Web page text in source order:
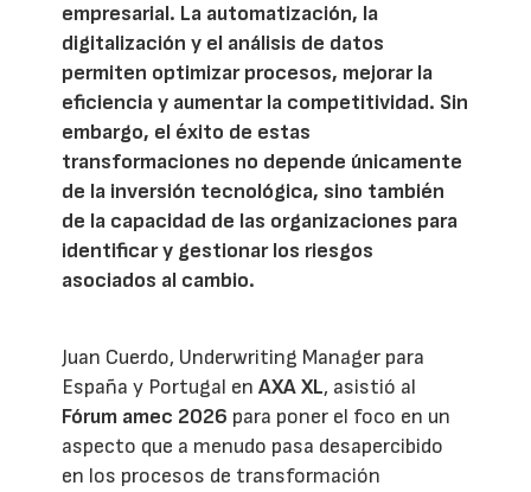
empresarial. La automatización, la
digitalización y el análisis de datos
permiten optimizar procesos, mejorar la
eficiencia y aumentar la competitividad. Sin
embargo, el éxito de estas
transformaciones no depende únicamente
de la inversión tecnológica, sino también
de la capacidad de las organizaciones para
identificar y gestionar los riesgos
asociados al cambio.
Juan Cuerdo, Underwriting Manager para
España y Portugal enAXA XL, asistió al
Fórum amec 2026 para poner el foco en un
aspecto que a menudo pasa desapercibido
en los procesos de transformación